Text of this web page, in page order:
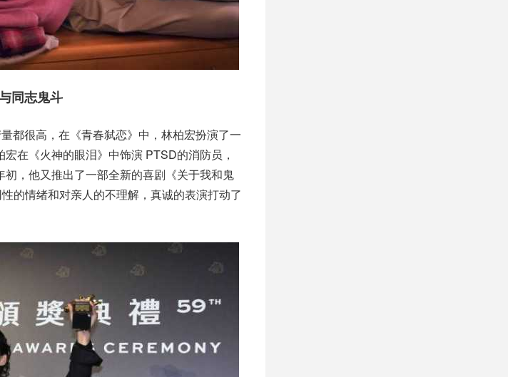
同志鬼斗
都很高，在《青春弑恋》中，林柏宏扮演了一
在《火神的眼泪》中饰演 PTSD的消防员，
，他又推出了一部全新的喜剧《关于我和鬼
的情绪和对亲人的不理解，真诚的表演打动了